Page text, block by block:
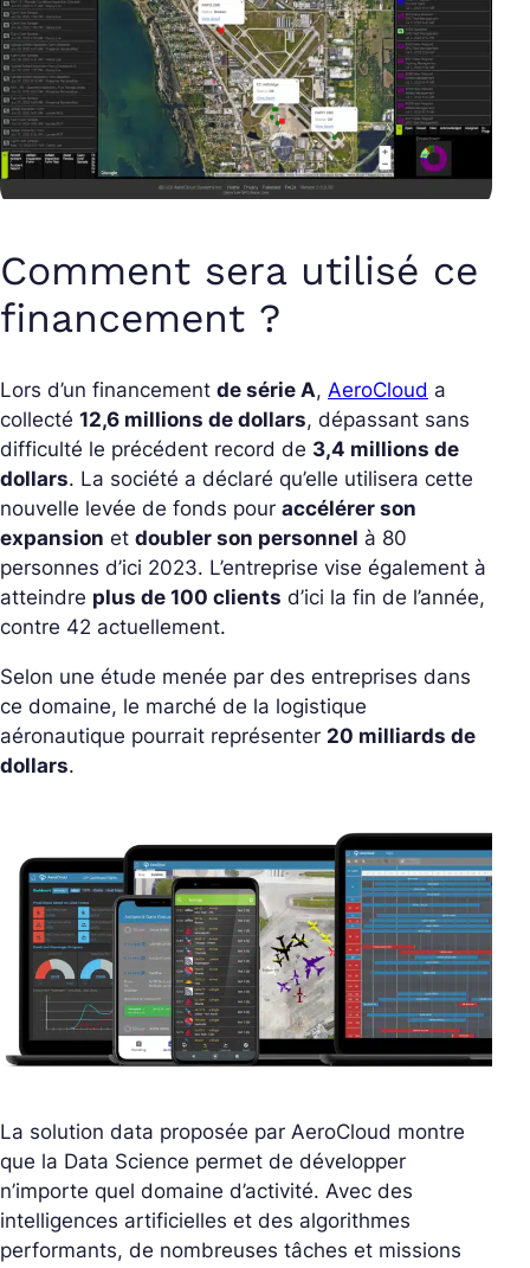
Comment sera utilisé ce
financement ?
Lors d’un financement de série A, AeroCloud a
collecté 12,6 millions de dollars, dépassant sans
difficulté le précédent record de 3,4 millions de
dollars. La société a déclaré qu’elle utilisera cette
nouvelle levée de fonds pour accélérer son
expansion et doubler son personnel à 80
personnes d’ici 2023. L’entreprise vise également à
atteindre plus de 100 clients d’ici la fin de l’année,
contre 42 actuellement.
Selon une étude menée par des entreprises dans
ce domaine, le marché de la logistique
aéronautique pourrait représenter 20 milliards de
dollars.
La solution data proposée par AeroCloud montre
que la Data Science permet de développer
n’importe quel domaine d’activité. Avec des
intelligences artificielles et des algorithmes
performants, de nombreuses tâches et missions